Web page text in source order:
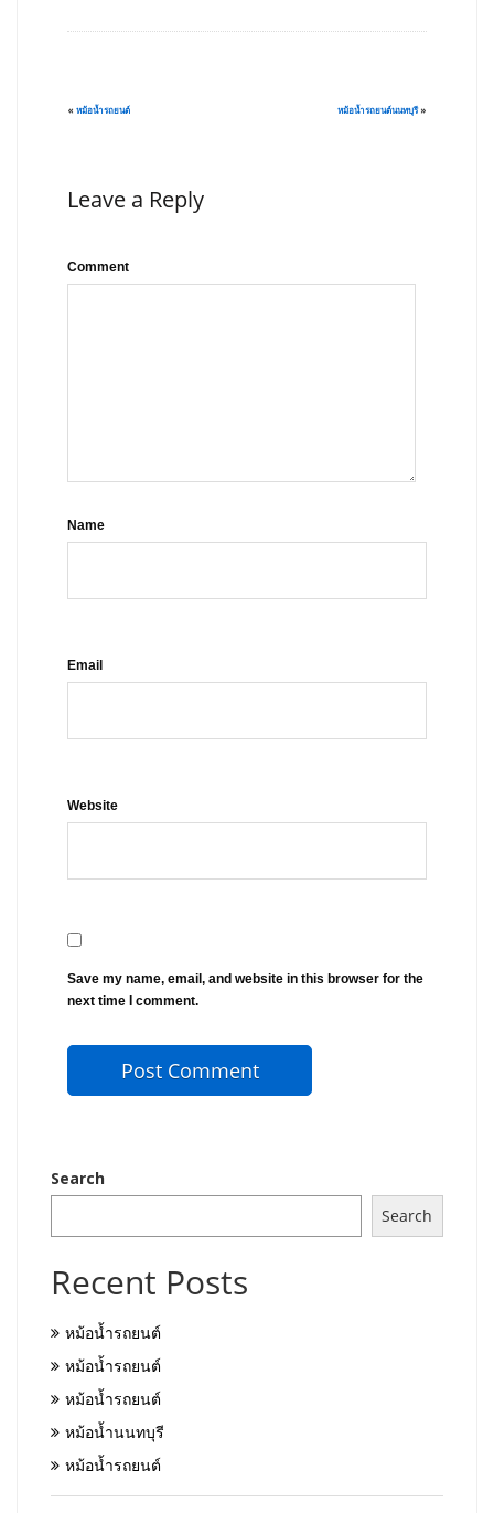
« หม้อน้ำรถยนต์ หม้อน้ำรถยนต์นนทบุรี»
Leave a Reply
Comment
Name
Email
Website
Save my name, email, and website in this browser for the
next time I comment.
Search
Search
Recent Posts
หม้อน้ำรถยนต์
หม้อน้ำรถยนต์
หม้อน้ำรถยนต์
หม้อน้ำนนทบุรี
หม้อน้ำรถยนต์